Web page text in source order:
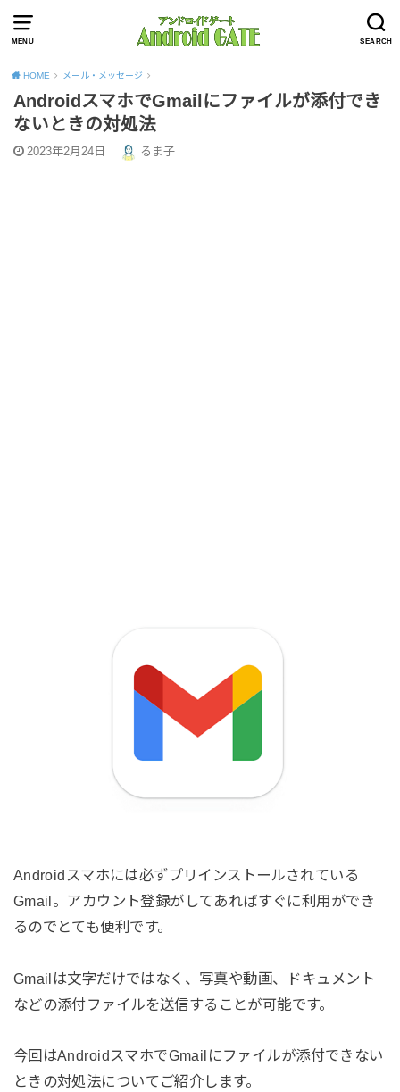
MENU SEARCH
HOME メール・メッセージ
AndroidスマホでGmailにファイルが添付でき
ないときの対処法
2023年2月24日 るま子
Androidスマホには必ずプリインストールされている
Gmail。アカウント登録がしてあればすぐに利用ができ
るのでとても便利です。
Gmailは文字だけではなく、写真や動画、ドキュメント
などの添付ファイルを送信することが可能です。
今回はAndroidスマホでGmailにファイルが添付できない
ときの対処法についてご紹介します。